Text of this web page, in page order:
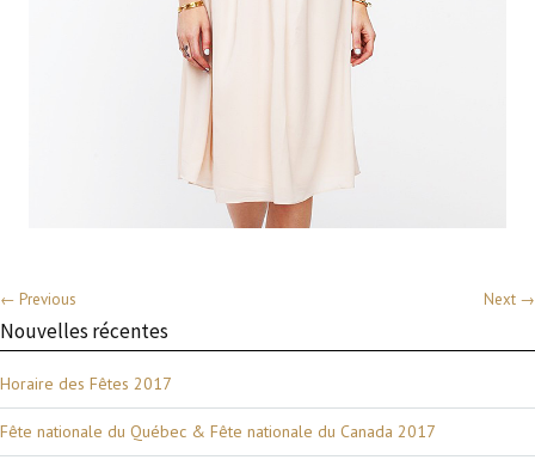
← Previous Next →
Nouvelles récentes
Horaire des Fêtes 2017
Fête nationale du Québec & Fête nationale du Canada 2017